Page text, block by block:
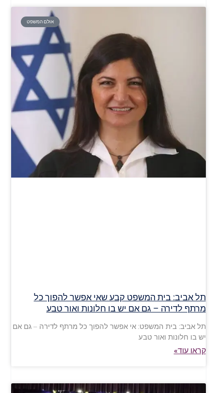
אולם המשפט
תל אביב: בית המשפט קבע שאי אפשר להפוך כל
מרתף לדירה – גם אם יש בו חלונות ואור טבע
תל אביב: בית המשפט: אי אפשר להפוך כל מרתף לדירה – גם אם
יש בו חלונות ואור טבע
קראו עוד»